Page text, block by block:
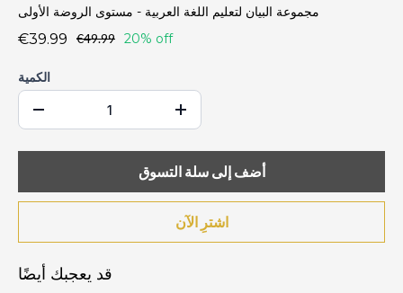
مجموعة البيان لتعليم اللغة العربية - مستوى الروضة الأولى
€39.99 €49.99 20% off
الكمية
أضف إلى سلة التسوق
اشترِ الآن
قد يعجبك أيضًا